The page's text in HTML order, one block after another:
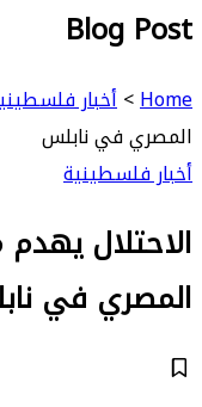
Blog Post
Home
>أخبار
المصري في نابلس
أخبار فلسطينية
الاحتلال
المصري في